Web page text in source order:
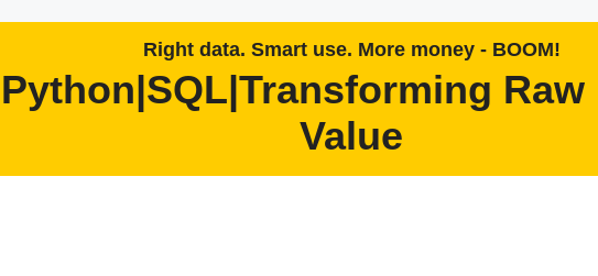
Right data. Smart use. More money - BOOM!
Value